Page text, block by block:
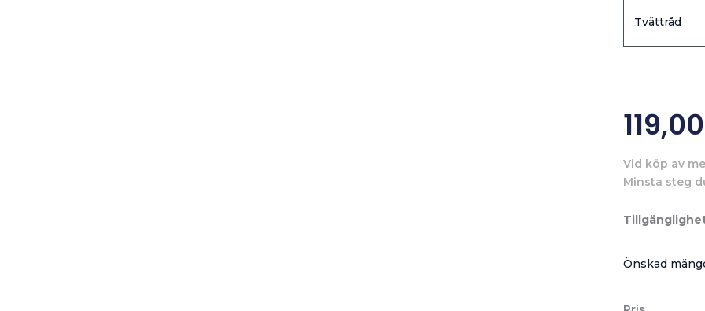
Tvättråd
Vid köp av
Minsta steg
Önskad